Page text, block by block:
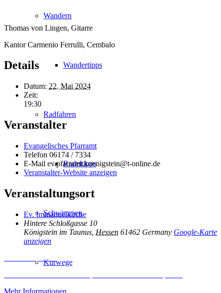
Wandern
Wandertipps
Radfahren
Radeltipps
Schwimmen
Kurwege
Thomas von Lingen, Gitarre
Kantor Carmenio Ferrulli, Cembalo
Details
Datum: 22. Mai 2024
Zeit:
19:30
Veranstalter
Evangelisches Pfarramt
Telefon 06174 / 7334
E-Mail ev.pfarramt.koenigstein@t-online.de
Veranstalter-Website anzeigen
Veranstaltungsort
Ev. Immanuelkirche
Hintere Schloßgasse 10
Königstein im Taunus Hessen 61462 Germany Google-Karte
anzeigen
Inhalt entsperren
Mehr Informationen